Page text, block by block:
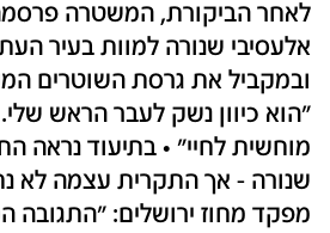
לאחר הביקורת, המשטרה
אלעסיבי שנורה למוות בעיר
ובמקביל את גרסת השוטרים
"הוא כיוון נשק לעבר הראש
מוחשית לחיי" • בתיעוד נראה
שנורה - אך התקרית עצמה לא
מפקד מחוז ירושלים: "התגובה